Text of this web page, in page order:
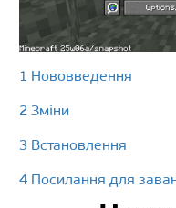
1 Нововведення
2 Зміни
3 Встановлення
4 Посилання для